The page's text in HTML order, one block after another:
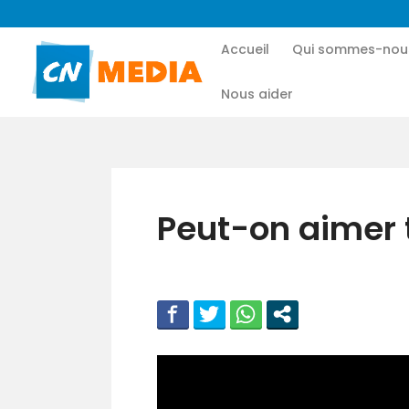
Accueil Qui sommes-
Nous aider
Peut-on aimer